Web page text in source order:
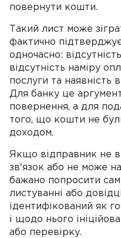
повернути кошти.
Такий лист може
фактично
одночасно:
відсутність наміру
послуги та наявність
Для банку це
повернення, а для
того, що кошти не
доходом.
Якщо відправник не
зв'язок або не може
бажано попросити сам
листуванні або
ідентифікований як
і щодо нього
або перевірку.